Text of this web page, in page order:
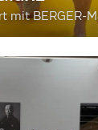
mit BERGER-